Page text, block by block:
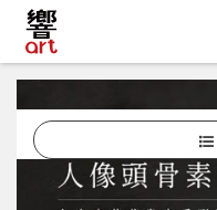
選課 #素描 冉茂芹